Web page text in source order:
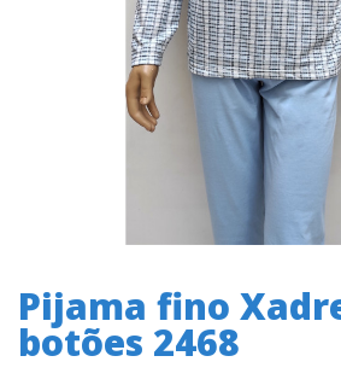
Pijama fino
botões 2468